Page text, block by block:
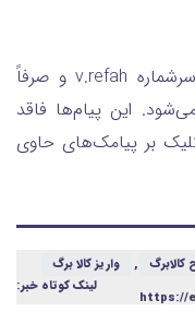
پیامک‌های اطلاع‌رسانی تنها از طریق سرشماره v.refah و صرفاً
می‌شود. این پیام‌ها فاقد
بر پیامک‌های حاوی
,
واریز کالا برگ
لینک کوتاه خبر:
https://